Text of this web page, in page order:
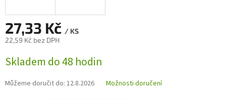
27,33 Kč / KS
22,59 Kč bez DPH
cena:
Skladem do 48 hodin
Můžeme doručit do: 12.8.2026 Možnosti doručení